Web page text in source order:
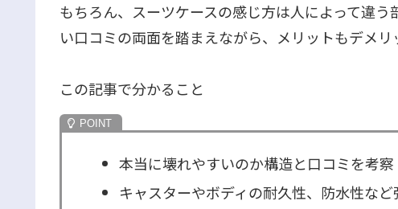
もちろん、スーツケースの感じ方は人によって違
い口コミの両面を踏まえながら、メリットもデメリ
この記事で分かること
本当に壊れやすいのか構造と口コミを考察
キャスターやボディの耐久性、防水性な